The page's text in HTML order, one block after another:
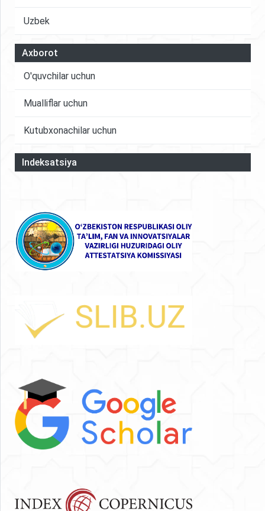
Uzbek
Axborot
O'quvchilar uchun
Mualliflar uchun
Kutubxonachilar uchun
Indeksatsiya